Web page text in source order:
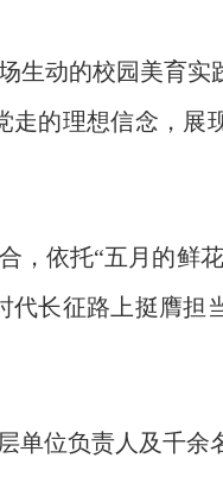
生动的校园美育
的理想信念，展
，依托“五月的鲜
长征路上挺膺担
位负责人及千余